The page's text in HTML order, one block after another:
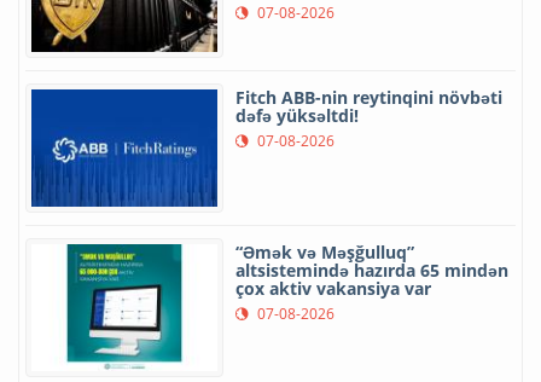
07-08-2026
Fitch ABB-nin reytinqini növbəti
dəfə yüksəltdi!
07-08-2026
“Əmək və Məşğulluq”
altsistemində hazırda 65 mindən
çox aktiv vakansiya var
07-08-2026